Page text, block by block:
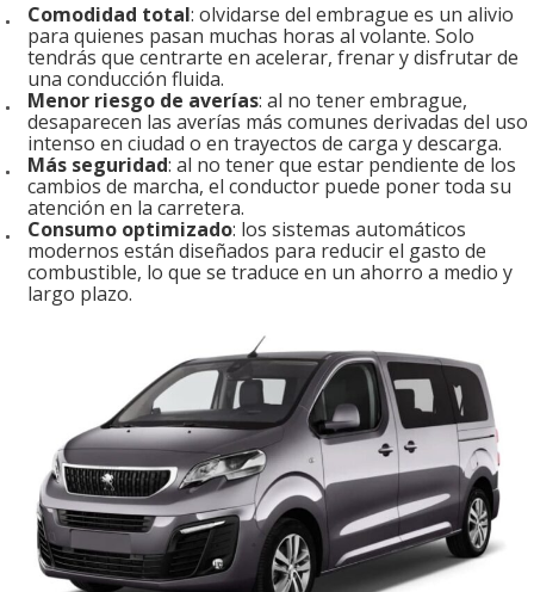
Comodidad total: olvidarse del embrague es un alivio
para quienes pasan muchas horas al volante. Solo
tendrás que centrarte en acelerar, frenar y disfrutar de
una conducción fluida.
Menor riesgo de averías: al no tener embrague,
desaparecen las averías más comunes derivadas del uso
intenso en ciudad o en trayectos de carga y descarga.
Más seguridad: al no tener que estar pendiente de los
cambios de marcha, el conductor puede poner toda su
atención en la carretera.
Consumo optimizado: los sistemas automáticos
modernos están diseñados para reducir el gasto de
combustible, lo que se traduce en un ahorro a medio y
largo plazo.